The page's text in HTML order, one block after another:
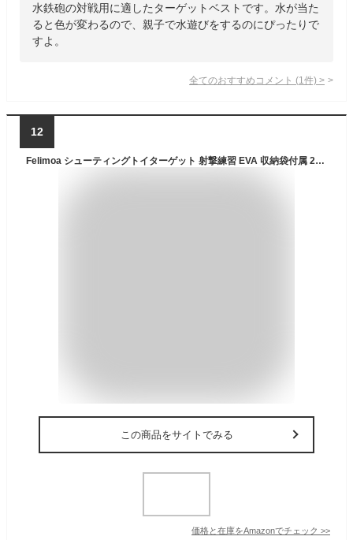
水鉄砲の対戦用に適したターゲットベストです。水が当た
ると色が変わるので、親子で水遊びをするのにぴったりで
すよ。
全てのおすすめコメント (1 件) >
12
Felimoa シューティングトイターゲット 射撃練習 EVA 収納袋付属 24点セット (6.2×4.2cm)
この商品をサイトでみる
価格と在庫をAmazonでチェック >>